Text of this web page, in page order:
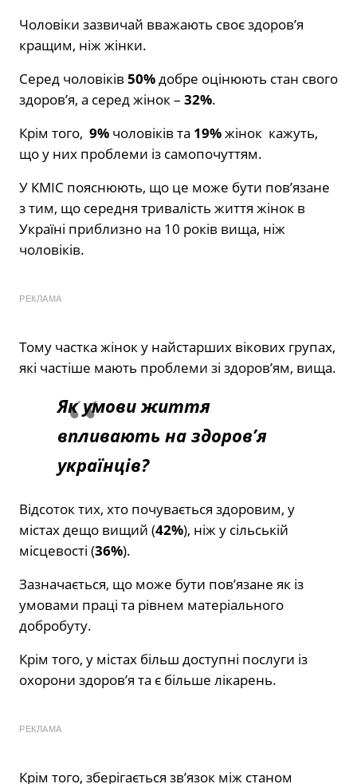
Чоловіки зазвичай вважають своє здоров’я
кращим, ніж жінки.
Серед чоловіків 50%добре оцінюють стан свого
здоров’я, а серед жінок – 32%.
Крім того, 9% чоловіків та 19%жінок кажуть,
що у них проблеми із самопочуттям.
У КМІС пояснюють, що це може бути пов’язане
з тим, що середня тривалість життя жінок в
Україні приблизно на 10 років вища, ніж
чоловіків.
РЕКЛАМА
Тому частка жінок у найстарших вікових групах,
які частіше мають проблеми зі здоров’ям, вища.
Як умови життя
впливають на здоров’я
українців?
Відсоток тих, хто почувається здоровим, у
містах дещо вищий (42%), ніж у сільській
місцевості (36%).
Зазначається, що може бути пов’язане як із
умовами праці та рівнем матеріального
добробуту.
Крім того, у містах більш доступні послуги із
охорони здоров’я та є більше лікарень.
РЕКЛАМА
Крім того, зберігається зв’язок між станом